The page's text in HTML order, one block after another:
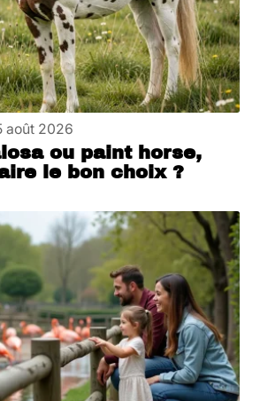
août 2026
ou paint horse,
le bon choix ?